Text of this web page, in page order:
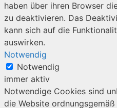
haben über ihren Browser
zu deaktivieren. Das
kann sich auf die
auswirken.
Notwendig
Notwendig
immer aktiv
Notwendige Cookies sind
die Website